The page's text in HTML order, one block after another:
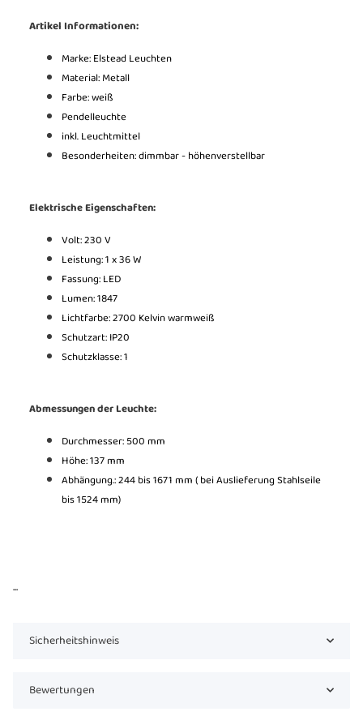
Artikel Informationen:
Marke: Elstead Leuchten
Material: Metall
Farbe: weiß
Pendelleuchte
inkl. Leuchtmittel
Besonderheiten: dimmbar - höhenverstellbar
Elektrische Eigenschaften:
Volt: 230 V
Leistung: 1 x 36 W
Fassung: LED
Lumen: 1847
Lichtfarbe: 2700 Kelvin warmweiß
Schutzart: IP20
Schutzklasse: 1
Abmessungen der Leuchte:
Durchmesser: 500 mm
Höhe: 137 mm
Abhängung.: 244 bis 1671 mm ( bei Auslieferung Stahlseile
bis 1524 mm)
...
Sicherheitshinweis
Bewertungen